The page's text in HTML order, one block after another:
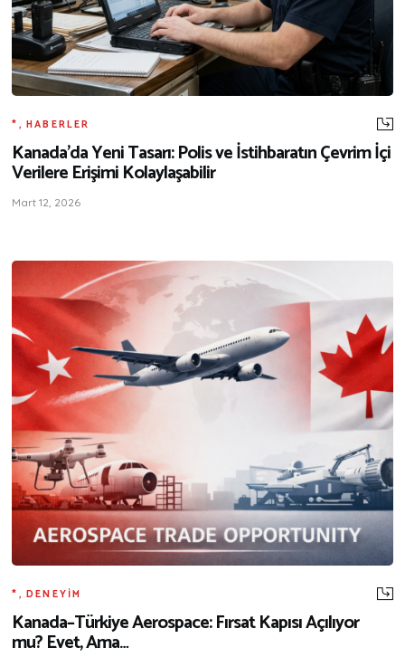
*,HABERLER
Kanada’da Yeni Tasarı: Polis ve İstihbaratın Çevrim İçi
Verilere Erişimi Kolaylaşabilir
Mart 12, 2026
*,DENEYIM
Kanada–Türkiye Aerospace: Fırsat Kapısı Açılıyor
mu? Evet, Ama…